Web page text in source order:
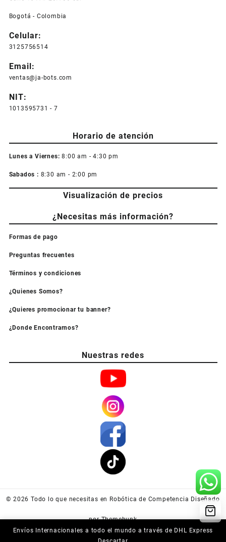
Envíos Internacionales a todo el mundo a través de DHL Express
Bogotá - Colombia
Celular:
3125756514
Email:
ventas@ja-bots.com
NIT:
1013595731 - 7
Horario de atención
Lunes a Viernes: 8:00 am - 4:30 pm
Sabados : 8:30 am - 2:00 pm
Visualización de precios
¿Necesitas más información?
Formas de pago
Preguntas frecuentes
Términos y condiciones
¿Quienes Somos?
¿Quieres promocionar tu banner?
¿Donde Encontrarnos?
Nuestras redes
© 2026 Todo lo que necesitas en Robótica de Competencia Diseñado
por Themehunk